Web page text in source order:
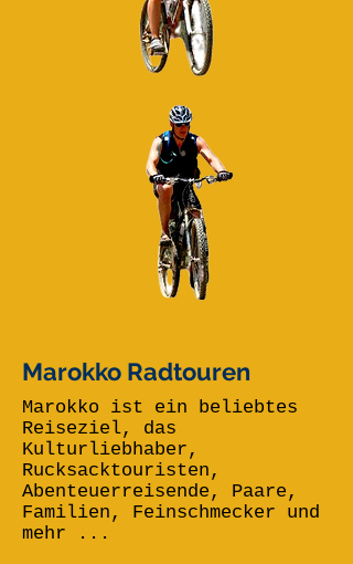
Marokko Radtouren
Marokko ist ein beliebtes
Reiseziel, das
Kulturliebhaber,
Rucksacktouristen,
Abenteuerreisende, Paare,
Familien, Feinschmecker und
mehr ...